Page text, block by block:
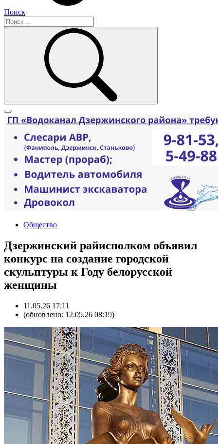
Поиск
Общество
Дзержинский райисполком объявил
конкурс на создание городской
скульптуры к Году белорусской
женщины
11.05.26 17:11
(обновлено: 12.05.26 08:19)